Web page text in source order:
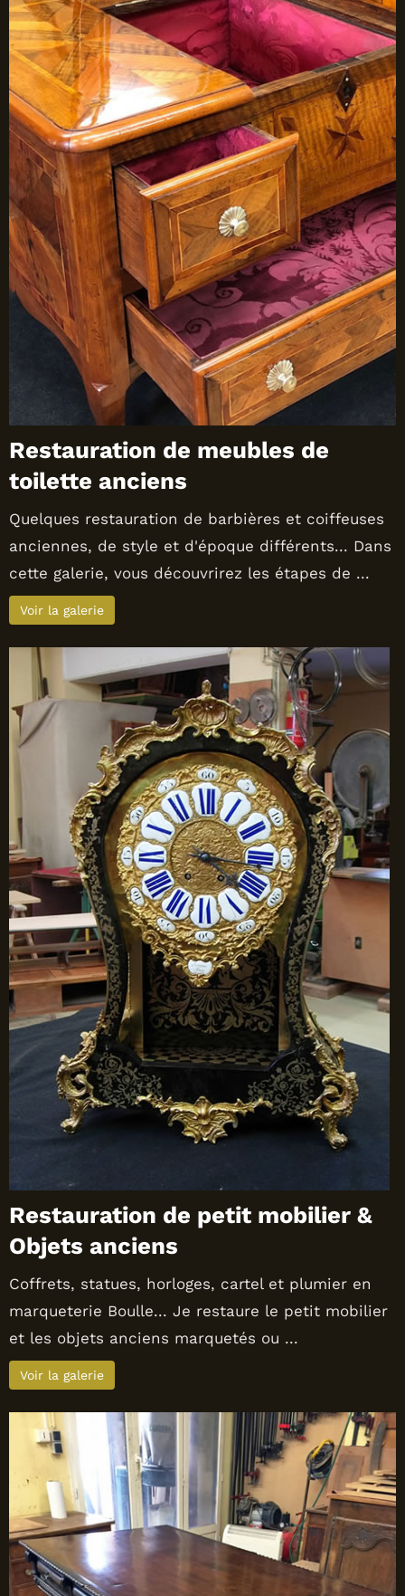
Restauration de meubles de
toilette anciens
Quelques restauration de barbières et coiffeuses
anciennes, de style et d'époque différents... Dans
cette galerie, vous découvrirez les étapes de ...
Voir la galerie
Restauration de petit mobilier &
Objets anciens
Coffrets, statues, horloges, cartel et plumier en
marqueterie Boulle... Je restaure le petit mobilier
et les objets anciens marquetés ou ...
Voir la galerie